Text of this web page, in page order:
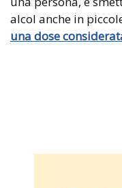
alcol anche in
una dose